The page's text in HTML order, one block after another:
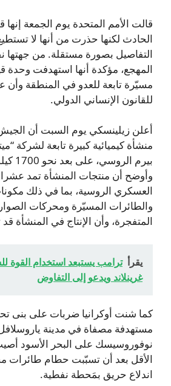
قالت الأمم المتحدة يوم الجمعة إنها
الحادث لكنها حذرت من أنها لا
التفاصيل بصورة مستقلة. من
المهجع، مؤكدة أنها استهدفت وحدة
مسيّرة تابعة للعدو في المنطقة وأن
للقانون الإنساني الدولي.
أعلن زيلينسكي يوم السبت أن
منشأة كيميائية كبيرة تابعة لشركة
بيرم
وأوضح أن منتجات المنشأة تمد
العسكري الروسية، بما في ذلك
والطائرات المسيّرة ومحركات
المتفجرة، وأن الإنتاج في المنشأة
يقرأ ترامب يستبعد استخدام القوة
غرينلاند ويدعو إلى التفاوض
كما شنت أوكرانيا ضربات على بنى
مستهدفة مصفاة في مدينة
نوفوروسيسك على البحر الأسود
الأقل بعد أن تسبّبت حطام
اندلاع حريق بمَحطة نفطية.